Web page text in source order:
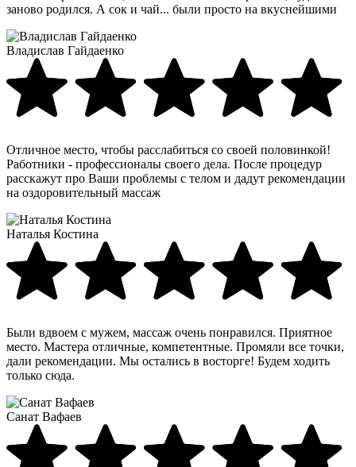
заново родился. А сок и чай... были просто на вкуснейшими
Владислав Гайдаенко
Отличное место, чтобы расслабиться со своей половинкой!
Работники - профессионалы своего дела. После процедур
расскажут про Ваши проблемы с телом и дадут рекомендации
на оздоровительный массаж
Наталья Костина
Были вдвоем с мужем, массаж очень понравился. Приятное
место. Мастера отличные, компетентные. Промяли все точки,
дали рекомендации. Мы остались в восторге! Будем ходить
только сюда.
Санат Вафаев